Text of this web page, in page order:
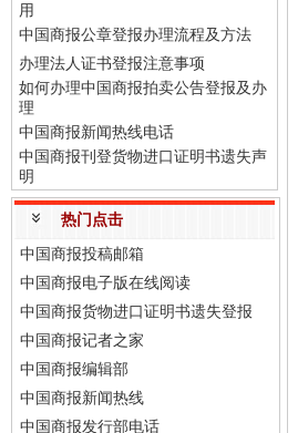
用
中国商报公章登报办理流程及方法
办理法人证书登报注意事项
如何办理中国商报拍卖公告登报及办
理
中国商报新闻热线电话
中国商报刊登货物进口证明书遗失声
明
热门点击
中国商报投稿邮箱
中国商报电子版在线阅读
中国商报货物进口证明书遗失登报
中国商报记者之家
中国商报编辑部
中国商报新闻热线
中国商报发行部电话